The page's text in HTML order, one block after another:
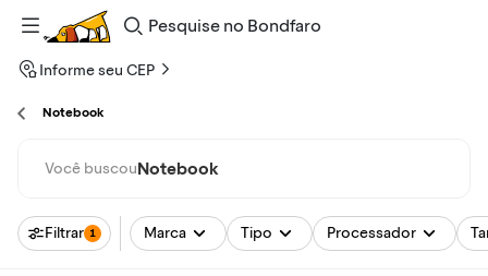
Pesquise
Bondfaro
Informe seu CEP
Notebook
Você buscouNotebook
Filtrar 1 Marca Tipo Processador